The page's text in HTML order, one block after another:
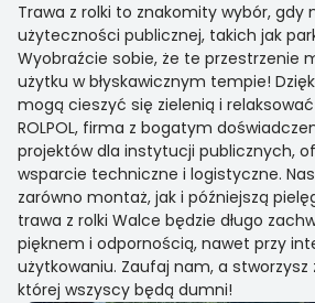
Trawa z rolki to znakomity wybór,
użyteczności publicznej, takich jak
Wyobraźcie sobie, że te przestrzenie
użytku w błyskawicznym tempie!
mogą cieszyć się zielenią i
ROLPOL, firma z bogatym
projektów dla instytucji publicznych,
wsparcie techniczne i logistyczne.
zarówno montaż, jak i późniejszą
trawa z rolki Walce będzie długo
pięknem i odpornością, nawet przy
użytkowaniu. Zaufaj nam, a stworzysz
której wszyscy będą dumni!